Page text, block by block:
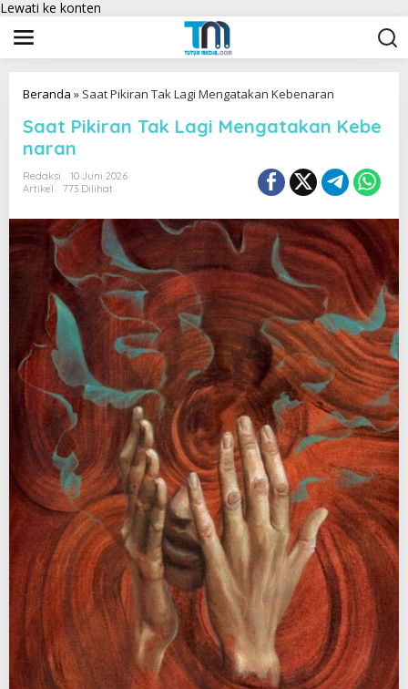
Lewati ke konten
Beranda » Saat Pikiran Tak Lagi Mengatakan Kebenaran
Saat Pikiran Tak Lagi Mengatakan Kebe
naran
Redaksi
10 Juni 2026
Artikel
773 Dilihat